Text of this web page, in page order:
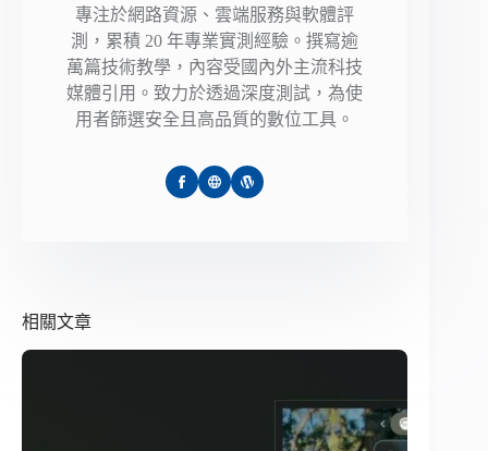
專注於網路資源、雲端服務與軟體評
測，累積 20 年專業實測經驗。撰寫逾
萬篇技術教學，內容受國內外主流科技
媒體引用。致力於透過深度測試，為使
用者篩選安全且高品質的數位工具。
相關文章